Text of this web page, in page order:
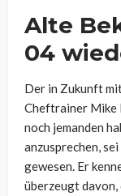
Alte
04
Der in Zukunft
Cheftrainer Mike
noch jemanden
anzusprechen,
gewesen. Er
überzeugt davon,